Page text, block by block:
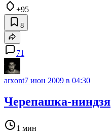
+95
8
71
arxont7 июн 2009 в 04:30
Черепашка-ниндзя
1 мин